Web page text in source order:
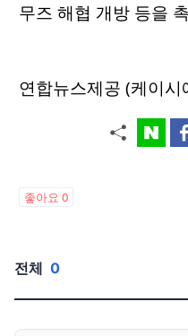
무즈 해협 개방 등을
연합뉴스제공 (케이시
좋아요 0
전체 0